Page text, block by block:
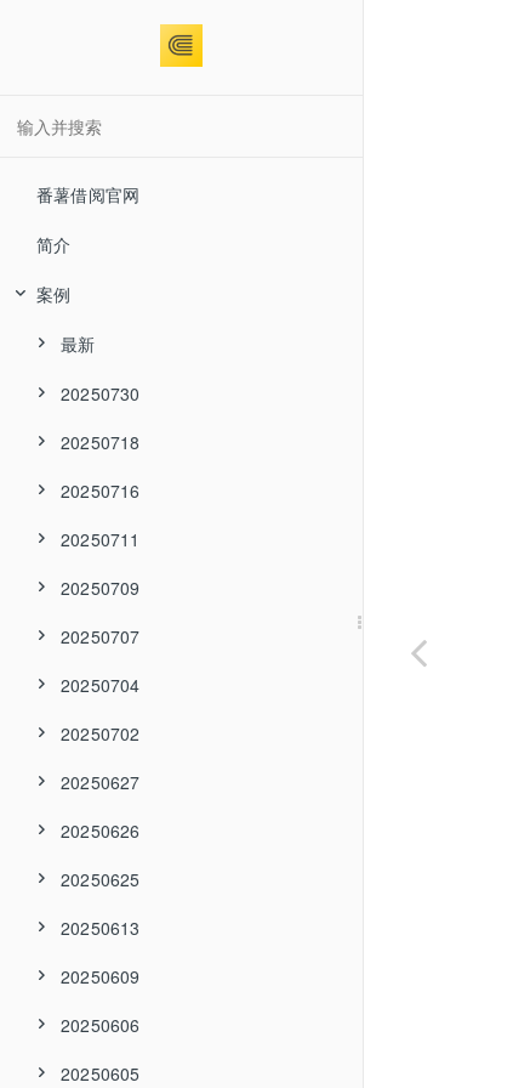
番薯借阅官网
简介
案例
最新
20250730
20250718
20250716
20250711
20250709
20250707
20250704
20250702
20250627
20250626
20250625
20250613
20250609
20250606
20250605